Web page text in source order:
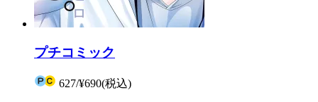
プチコミック
627/¥690(税込)